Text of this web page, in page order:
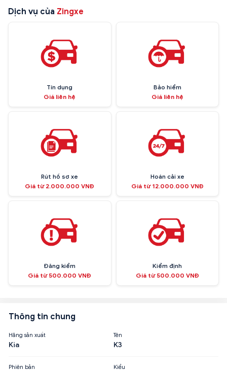
Dịch vụ của Zingxe
Tín dụng
Giá liên hệ
Bảo hiểm
Giá liên hệ
Rút hồ sơ xe
Giá từ 2.000.000 VNĐ
Hoán cải xe
Giá từ 12.000.000 VNĐ
Đăng kiểm
Giá từ 500.000 VNĐ
Kiểm định
Giá từ 500.000 VNĐ
Thông tin chung
Hãng sản xuất
Kia
Tên
K3
Phiên bản Kiểu